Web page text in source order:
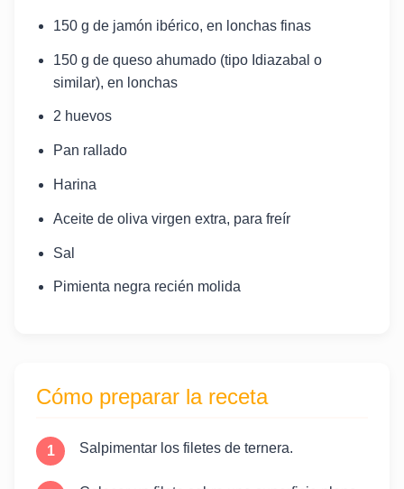
150 g de jamón ibérico, en lonchas finas
150 g de queso ahumado (tipo Idiazabal o
similar), en lonchas
2 huevos
Pan rallado
Harina
Aceite de oliva virgen extra, para freír
Sal
Pimienta negra recién molida
Cómo preparar la receta
Salpimentar los filetes de ternera.